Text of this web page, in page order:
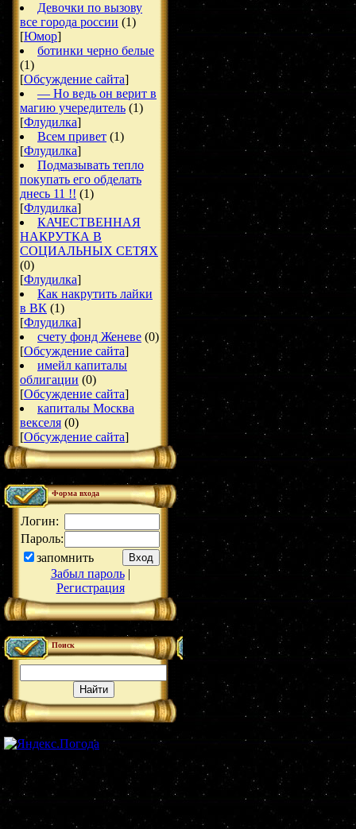
Девочки по вызову
все города россии (1)
[Юмор]
ботинки черно белые
(1)
[Обсуждение сайта]
— Но ведь он верит в
магию учередитель (1)
[Флудилка]
Всем привет (1)
[Флудилка]
Подмазывать тепло
покупать его обделать
днесь 11 !! (1)
[Флудилка]
КАЧЕСТВЕННАЯ
НАКРУТКА В
СОЦИАЛЬНЫХ СЕТЯХ
(0)
[Флудилка]
Как накрутить лайки
в ВК (1)
[Флудилка]
счету фонд Женеве (0)
[Обсуждение сайта]
имейл капиталы
облигации (0)
[Обсуждение сайта]
капиталы Москва
векселя (0)
[Обсуждение сайта]
Форма входа
Логин:
Пароль:
запомнить
Забыл пароль|
Регистрация
Поиск